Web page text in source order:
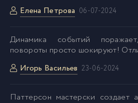
01_04_09
Елена Петрова 06-07-2024
Динамика событий
повороты просто шокируют!
Игорь Васильев 23-06-2024
Паттерсон мастерски создает